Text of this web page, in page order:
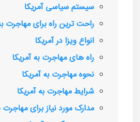
سیستم سیاسی آمریکا
راحت ترین راه برای مهاجرت
انواع ویزا در آمریکا
راه های مهاجرت به آمریکا
نحوه مهاجرت به آمریکا
شرایط مهاجرت به آمریکا
مدارک مورد نیاز برای مهاجرت